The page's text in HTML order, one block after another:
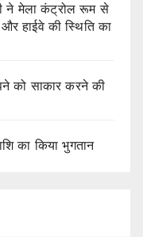
ने मेला कंट्रोल रूम से
और हाईवे की स्थिति का
को साकार करने की
का किया भुगतान